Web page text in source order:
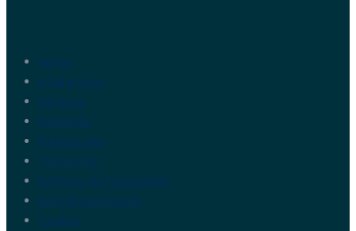
Home
A Sal e Neve
Serviços
Portefólio
Publicações
Contactos
Políticas de Privacidade
Livro Reclamações
Cookies